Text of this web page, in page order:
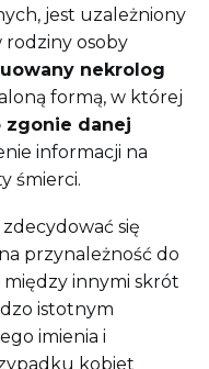
jest uzależniony
rodziny osoby
nekrolog
formą, w której
zgonie danej
informacji na
śmierci.
się
przynależność do
innymi skrót
istotnym
imienia i
kobiet